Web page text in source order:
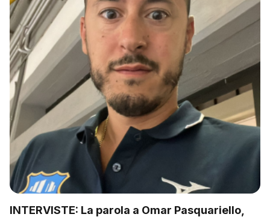
INTERVISTE: La parola a Omar Pasquariello,